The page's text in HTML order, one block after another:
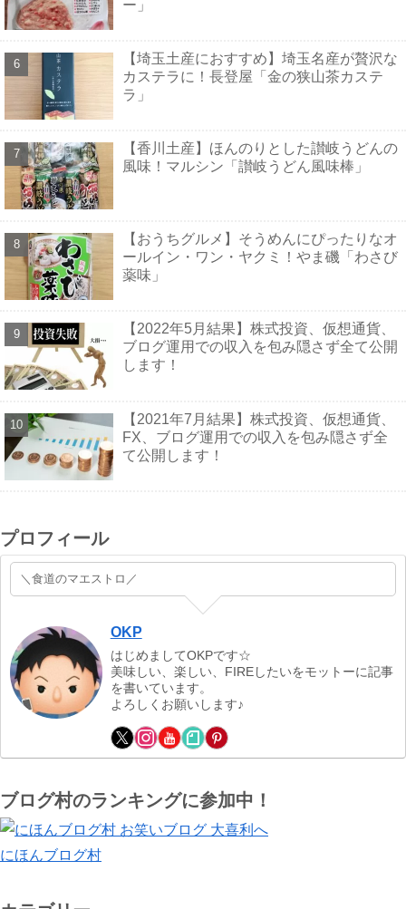
ー」
【埼玉土産におすすめ】埼玉名産が贅沢な
カステラに！長登屋「金の狭山茶カステ
ラ」
【香川土産】ほんのりとした讃岐うどんの
風味！マルシン「讃岐うどん風味棒」
【おうちグルメ】そうめんにぴったりなオ
ールイン・ワン・ヤクミ！やま磯「わさび
薬味」
【2022年5月結果】株式投資、仮想通貨、
ブログ運用での収入を包み隠さず全て公開
します！
【2021年7月結果】株式投資、仮想通貨、
FX、ブログ運用での収入を包み隠さず全
て公開します！
プロフィール
＼食道のマエストロ／
OKP
はじめましてOKPです☆
美味しい、楽しい、FIREしたいをモットーに記事
を書いています。
よろしくお願いします♪
ブログ村のランキングに参加中！
にほんブログ村